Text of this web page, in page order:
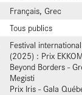
Français, Grec
Tous publics
Festival
(2025) : Prix
Beyond Borders -
Megisti
Prix Iris - Gala